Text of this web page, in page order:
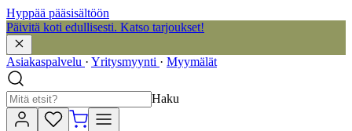
Hyppää pääsisältöön
Päivitä koti edullisesti. Katso tarjoukset!
Asiakaspalvelu · Yritysmyynti · Myymälät
Haku